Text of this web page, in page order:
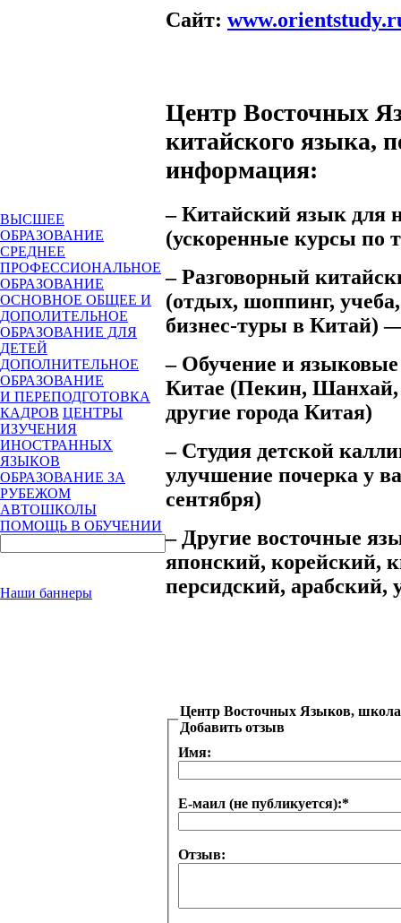
ВЫСШЕЕ
ОБРАЗОВАНИЕ
СРЕДНЕЕ
ПРОФЕССИОНАЛЬНОЕ
ОБРАЗОВАНИЕ
ОСНОВНОЕ ОБЩЕЕ И
ДОПОЛИТЕЛЬНОЕ
ОБРАЗОВАНИЕ ДЛЯ
ДЕТЕЙ
ДОПОЛНИТЕЛЬНОЕ
ОБРАЗОВАНИЕ
И ПЕРЕПОДГОТОВКА
КАДРОВ ЦЕНТРЫ
ИЗУЧЕНИЯ
ИНОСТРАННЫХ
ЯЗЫКОВ
ОБРАЗОВАНИЕ ЗА
РУБЕЖОМ
АВТОШКОЛЫ
ПОМОЩЬ В ОБУЧЕНИИ
Наши баннеры
Сайт:
Центр Восточных
китайского языка,
информация:
– Китайский язык для
(ускоренные курсы по
– Разговорный
(отдых, шоппинг,
бизнес-туры в Китай)
– Обучение и
Китае (Пекин,
другие города Китая)
– Студия детской
улучшение почерка у
сентября)
– Другие восточные
японский, корейский,
персидский, арабский,
Центр Восточных Языков,
Добавить отзыв
Имя:
Е-маил (не публикуется):*
Отзыв: